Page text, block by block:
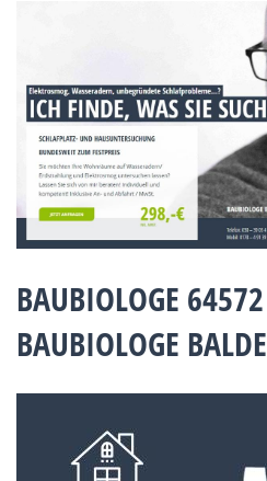
BAUBIOLOGE
BAUBIOLOGE